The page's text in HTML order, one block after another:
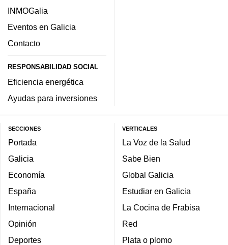
INMOGalia
Eventos en Galicia
Contacto
RESPONSABILIDAD SOCIAL
Eficiencia energética
Ayudas para inversiones
SECCIONES
Portada
Galicia
Economía
España
Internacional
Opinión
Deportes
VERTICALES
La Voz de la Salud
Sabe Bien
Global Galicia
Estudiar en Galicia
La Cocina de Frabisa
Red
Plata o plomo